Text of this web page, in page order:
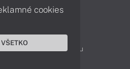
Obchodné oddelenie
Reklamácia tovaru
cookies